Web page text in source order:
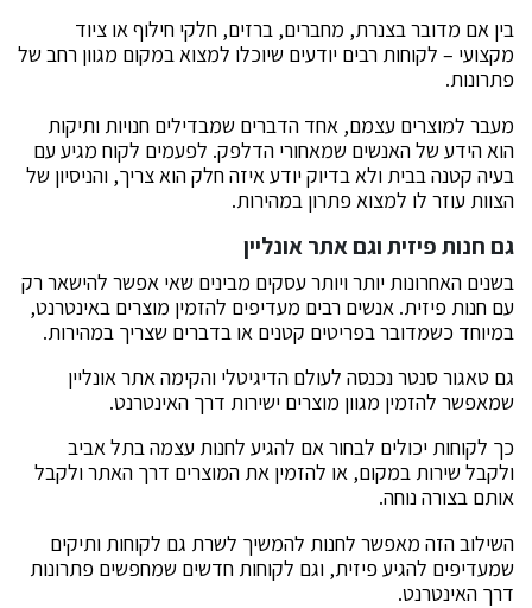
בין אם מדובר בצנרת, מחברים, ברזים, חלקי חילוף או ציוד
מקצועי – לקוחות רבים יודעים שיוכלו למצוא במקום מגוון רחב של
פתרונות.
מעבר למוצרים עצמם, אחד הדברים שמבדילים חנויות ותיקות
הוא הידע של האנשים שמאחורי הדלפק. לפעמים לקוח מגיע עם
בעיה קטנה בבית ולא בדיוק יודע איזה חלק הוא צריך, והניסיון של
הצוות עוזר לו למצוא פתרון במהירות.
גם חנות פיזית וגם אתר אונליין
בשנים האחרונות יותר ויותר עסקים מבינים שאי אפשר להישאר רק
עם חנות פיזית. אנשים רבים מעדיפים להזמין מוצרים באינטרנט,
במיוחד כשמדובר בפריטים קטנים או בדברים שצריך במהירות.
גם טאגור סנטר נכנסה לעולם הדיגיטלי והקימה אתר אונליין
שמאפשר להזמין מגוון מוצרים ישירות דרך האינטרנט.
כך לקוחות יכולים לבחור אם להגיע לחנות עצמה בתל אביב
ולקבל שירות במקום, או להזמין את המוצרים דרך האתר ולקבל
אותם בצורה נוחה.
השילוב הזה מאפשר לחנות להמשיך לשרת גם לקוחות ותיקים
שמעדיפים להגיע פיזית, וגם לקוחות חדשים שמחפשים פתרונות
דרך האינטרנט.